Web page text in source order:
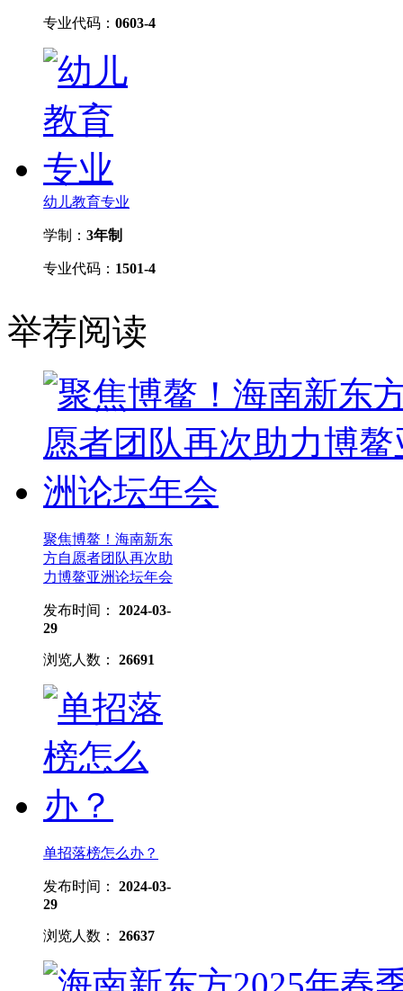
专业代码： 0603-4
幼儿教育专业
学制： 3年制
专业代码： 1501-4
举荐阅读
聚焦博鳌！海南新东
方自愿者团队再次助
力博鳌亚洲论坛年会
发布时间： 2024-03-
29
浏览人数： 26691
单招落榜怎么办？
发布时间： 2024-03-
29
浏览人数： 26637